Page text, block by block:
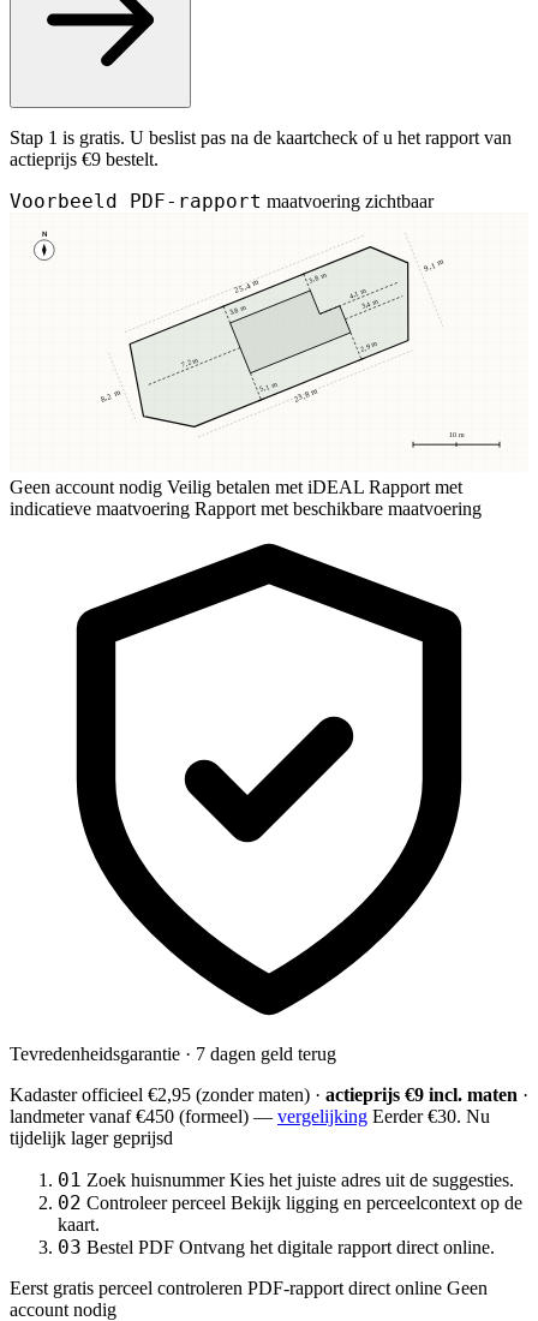
Stap 1 is gratis. U beslist pas na de kaartcheck of u het rapport van
actieprijs €9 bestelt.
Voorbeeld PDF-rapport maatvoering zichtbaar
N
10 m
3,8 m
3,8 m
5,1 m
2,9 m
7,2 m
3,4 m
4,1 m
25,4 m
23,8 m
8,2 m
9,1 m
Geen account nodig Veilig betalen met iDEAL Rapport met
indicatieve maatvoering Rapport met beschikbare maatvoering
Tevredenheidsgarantie · 7 dagen geld terug
Kadaster officieel €2,95 (zonder maten) · actieprijs €9 incl. maten ·
landmetervanaf €450 (formeel) — vergelijking Eerder €30. Nu
tijdelijk lager geprijsd
01 Zoek huisnummer Kies het juiste adres uit de suggesties.
02 Controleer perceel Bekijk ligging en perceelcontext op de
kaart.
03 Bestel PDF Ontvang het digitale rapport direct online.
Eerst gratis perceel controleren PDF-rapport direct online Geen
account nodig